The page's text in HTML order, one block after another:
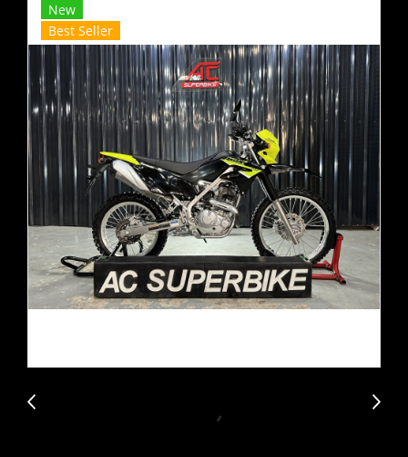
New
Best Seller